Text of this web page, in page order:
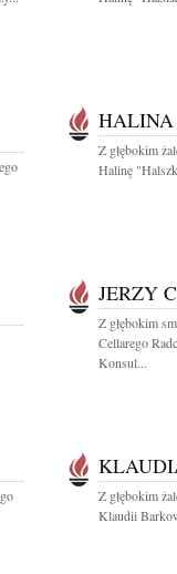
HALINA
Z głębokim
Halinę
JERZY
Z głębokim
Cellarego
Konsul...
Z głębokim
Klaudii